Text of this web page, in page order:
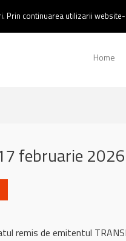
Home
februarie 2026
remis de emitentul
Prin continuarea utilizarii